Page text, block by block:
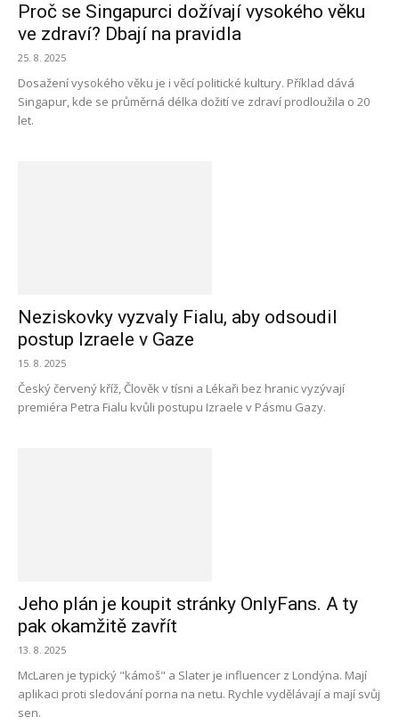
Proč se Singapurci dožívají vysokého věku
ve zdraví? Dbají na pravidla
25. 8. 2025
Dosažení vysokého věku je i věcí politické kultury. Příklad dává
Singapur, kde se průměrná délka dožití ve zdraví prodloužila o 20
let.
Neziskovky vyzvaly Fialu, aby odsoudil
postup Izraele v Gaze
15. 8. 2025
Český červený kříž, Člověk v tísni a Lékaři bez hranic vyzývají
premiéra Petra Fialu kvůli postupu Izraele v Pásmu Gazy.
Jeho plán je koupit stránky OnlyFans. A ty
pak okamžitě zavřít
13. 8. 2025
McLaren je typický "kámoš" a Slater je influencer z Londýna. Mají
aplikaci proti sledování porna na netu. Rychle vydělávají a mají svůj
sen.